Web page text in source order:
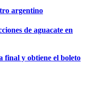
argentino
de aguacate en
final y obtiene el boleto